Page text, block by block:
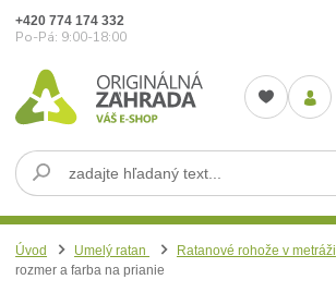
+420 774 174 332
Po-Pá: 9:00-18:00
Úvod Umelý ratan Ratanové rohože v metráži
rozmer a farba na prianie